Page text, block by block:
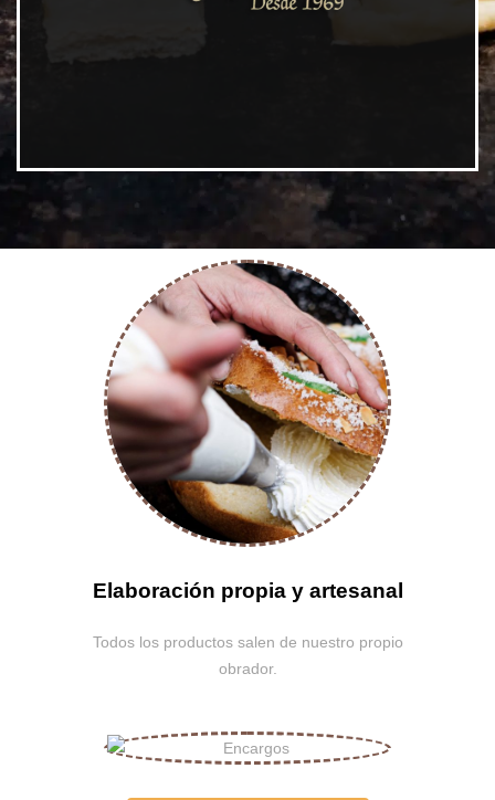
Elaboración propia y artesanal
Todos los productos salen de nuestro propio
obrador.